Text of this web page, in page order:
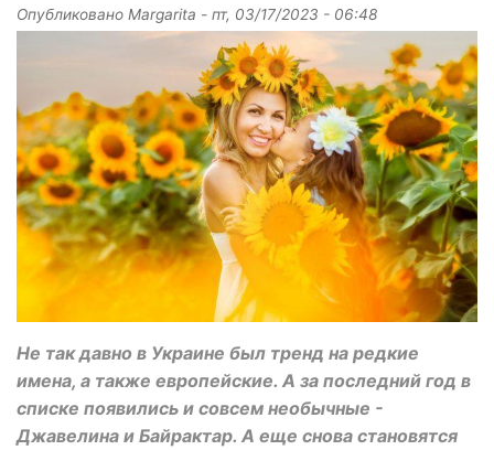
Опубликовано Margarita - пт, 03/17/2023 - 06:48
Не так давно в Украине был тренд на редкие
имена, а также европейские. А за последний год в
списке появились и совсем необычные -
Джавелина и Байрактар. А еще снова становятся